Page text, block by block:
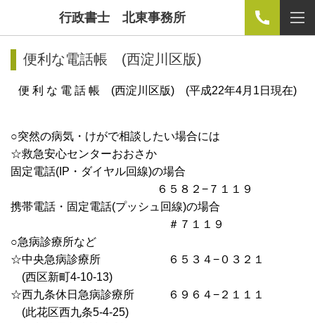
行政書士 北東事務所
便利な電話帳 (西淀川区版)
便 利 な 電 話 帳 (西淀川区版) (平成22年4月1日現在)
○突然の病気・けがで相談したい場合には
☆救急安心センターおおさか
固定電話(IP・ダイヤル回線)の場合
６５８２−７１１９
携帯電話・固定電話(プッシュ回線)の場合
＃７１１９
○急病診療所など
☆中央急病診療所 ６５３４−０３２１
(西区新町4-10-13)
☆西九条休日急病診療所 ６９６４−２１１１
(此花区西九条5-4-25)